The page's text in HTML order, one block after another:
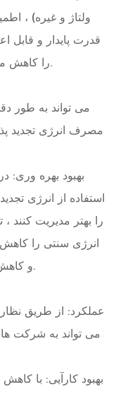
ولتاژ و غیره) ،
قدرت پایدار و قابل
را کاهش می دهند و کارآیی تولید را بهبود می بخشند.
مصرف انرژی تجدید
بهبود بهره وری:
استفاده از انرژی
را بهتر مدیریت کنند
انرژی سنتی را
و کاهش انتشار و اهداف توسعه پایدار دست یابند.
عملکرد: از طریق
بهبود کارآیی: با